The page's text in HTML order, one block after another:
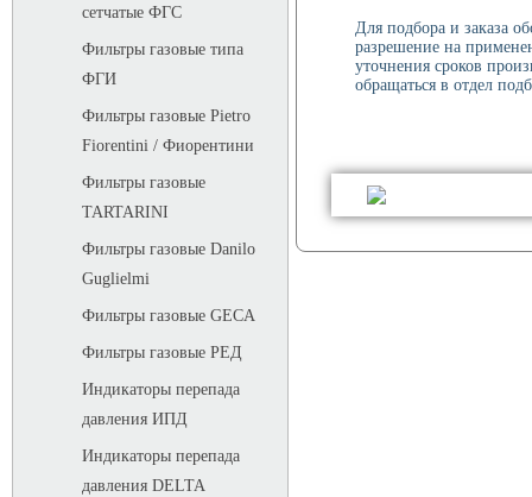
сетчатые ФГС
Фильтры газовые типа
ФГИ
Фильтры газовые Pietro
Fiorentini / Фиорентини
Фильтры газовые
TARTARINI
Фильтры газовые Danilo
Guglielmi
Фильтры газовые GECA
Фильтры газовые РЕД
Индикаторы перепада
давления ИПД
Индикаторы перепада
давления DELTA
Для подбора и заказа
разрешение на
уточнения сроков
обращаться в отдел